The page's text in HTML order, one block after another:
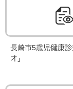
長崎市5歳児健康
オ」